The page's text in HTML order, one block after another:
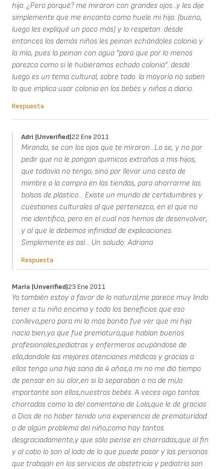
hija. ¿Pero porqué? me miraron con grandes ojos...y les dije
simplemente que me encanta como huele mi hija. (bueno,
luego les expliqué un poco más) y lo respetan. desde
entonces los demás niños les peinan echándoles colonia y
la mía, pues la peinan con agua "para que por lo menos
parezca como si le hubieramos echado colonia". desde
luego es un tema cultural, sobre todo. la mayoría no saben
lo que implica usar colonia en los bebés y niños a diario.
Respuesta
Adri (unverified)22 Ene 2011
Miranda, se con los ojos que te miraron...Lo se, y no por
pedir que no le pongan químicos extraños a mis hijos,
que todavía no tengo, sino por llevar una cesta de
mimbre a la compra en las tiendas, para ahorrarme las
bolsas de plástico... Existe un mundo de certidumbres y
cuestiones culturales al que pertenezco, en el que no
me identifico, pero en el cual nos hemos de desenvolver,
y al que le debemos infinidad de explicaciones.
Simplemente es así... Un saludo: Adriana
Respuesta
María (unverified)23 Ene 2011
Yo también estoy a favor de lo natural,me parece muy lindo
tener a tu niño encima y todo los beneficios que eso
conlleva,pero para mi lo más bonito fue ver que mi hija
nacía bien,ya que fue prematura,que habían buenos
profesionales,pediatras y enfermeros ocupándose de
ella,dandole las mejores atenciones médicas y gracias a
ellos tengo una hija sana de 4 años,a mi no me dió tiempo
de pensar en su olor,en si la separaban o no de mi,lo
importante son ellos,nuestros bebés. A veces oigo tantas
chorradas como la del comentario de Lola,que le de gracias
a Dios de no haber tenido una experiencia de prematuridad
o de algún problema del niño,como hay tantos
desgraciadamente,y que sólo piense en chorradas,que al fin
y al cabo lo son al lado de lo que puede pasar y las personas
que trabajan en los servicios de obstetricia y pediatría son